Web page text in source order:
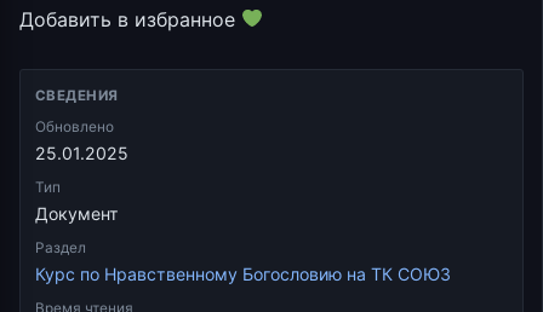
Добавить в избранное
СВЕДЕНИЯ
Обновлено
25.01.2025
Тип
Документ
Раздел
Курс по Нравственному Богословию на ТК СОЮЗ
Время чтения